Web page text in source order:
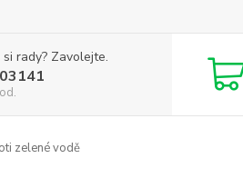
rady? Zavolejte.
zelené vodě